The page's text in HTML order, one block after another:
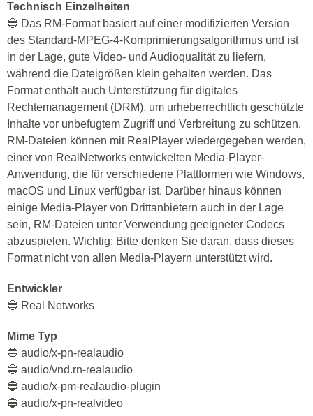
Technisch Einzelheiten
🔵 Das RM-Format basiert auf einer modifizierten Version
des Standard-MPEG-4-Komprimierungsalgorithmus und ist
in der Lage, gute Video- und Audioqualität zu liefern,
während die Dateigrößen klein gehalten werden. Das
Format enthält auch Unterstützung für digitales
Rechtemanagement (DRM), um urheberrechtlich geschützte
Inhalte vor unbefugtem Zugriff und Verbreitung zu schützen.
RM-Dateien können mit RealPlayer wiedergegeben werden,
einer von RealNetworks entwickelten Media-Player-
Anwendung, die für verschiedene Plattformen wie Windows,
macOS und Linux verfügbar ist. Darüber hinaus können
einige Media-Player von Drittanbietern auch in der Lage
sein, RM-Dateien unter Verwendung geeigneter Codecs
abzuspielen. Wichtig: Bitte denken Sie daran, dass dieses
Format nicht von allen Media-Playern unterstützt wird.
Entwickler
🔵 Real Networks
Mime Typ
🔵 audio/x-pn-realaudio
🔵 audio/vnd.rn-realaudio
🔵 audio/x-pm-realaudio-plugin
🔵 audio/x-pn-realvideo